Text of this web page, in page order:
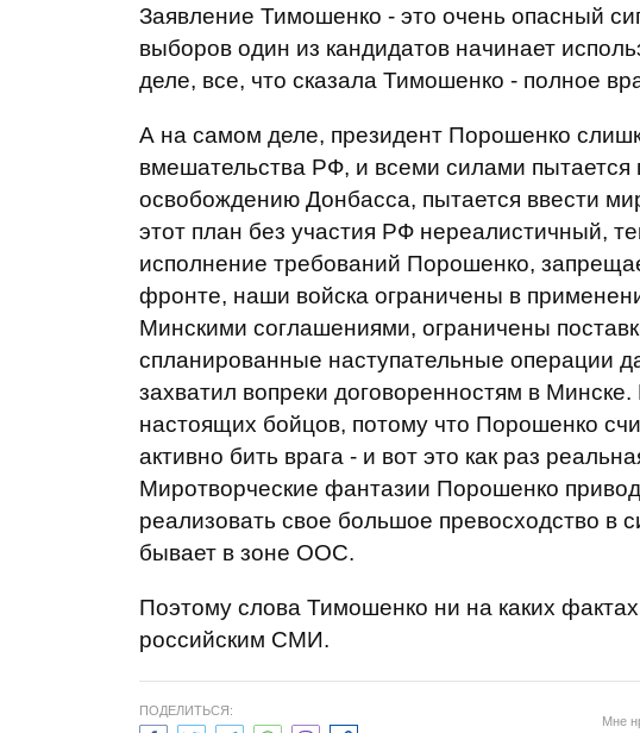
Заявление Тимошенко - это очень опасный
выборов один из кандидатов начинает
деле, все, что сказала Тимошенко - полное
А на самом деле, президент Порошенко
вмешательства РФ, и всеми силами пытается
освобождению Донбасса, пытается ввести
этот план без участия РФ нереалистичный,
исполнение требований Порошенко,
фронте, наши войска ограничены в
Минскими соглашениями, ограничены
спланированные наступательные операции
захватил вопреки договоренностям в
настоящих бойцов, потому что Порошенко
активно бить врага - и вот это как раз
Миротворческие фантазии Порошенко
реализовать свое большое превосходство в
бывает в зоне ООС.
Поэтому слова Тимошенко ни на каких
российским СМИ.
ПОДЕЛИТЬСЯ:
Мне